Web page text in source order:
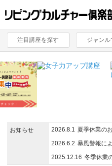
注目講座を探す ジャンル
お知らせ 2026.8.1 夏季休業の
2026.6.2 暴風警報に
2025.12.16 冬季休業